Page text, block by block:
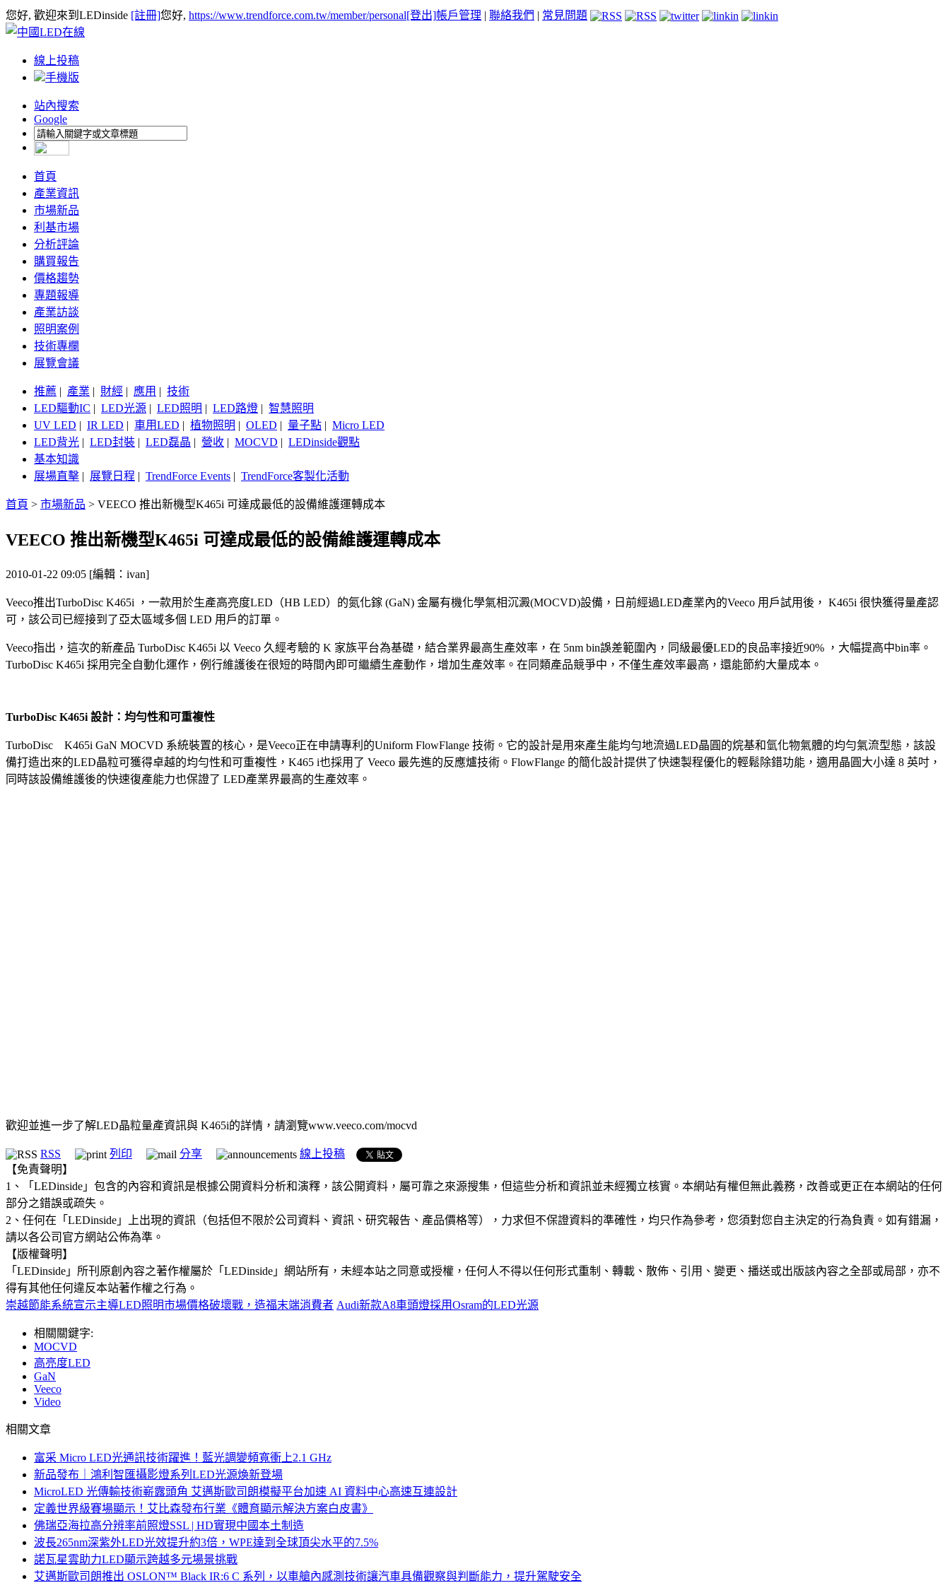
您好, 歡迎來到LEDinside [註冊]您好, https://www.trendforce.com.tw/member/personal[登出]帳戶管理 | 聯絡我們 | 常見問題
線上投稿
手機版
站內搜索
Google
首頁
產業資訊
市場新品
利基市場
分析評論
購買報告
價格趨勢
專題報導
產業訪談
照明案例
技術專欄
展覽會議
推薦 | 產業 | 財經 | 應用 | 技術
LED驅動IC | LED光源 | LED照明 | LED路燈 | 智慧照明
UV LED | IR LED | 車用LED | 植物照明 | OLED | 量子點 | Micro LED
LED背光 | LED封裝 | LED磊晶 | 營收 | MOCVD | LEDinside觀點
基本知識
展場直擊 | 展覽日程 | TrendForce Events | TrendForce客製化活動
首頁 > 市場新品 > VEECO 推出新機型K465i 可達成最低的設備維護運轉成本
VEECO 推出新機型K465i 可達成最低的設備維護運轉成本
2010-01-22 09:05 [編輯：ivan]
Veeco推出TurboDisc K465i ，一款用於生產高亮度LED（HB LED）的氮化鎵 (GaN) 金屬有機化學氣相沉澱(MOCVD)設備，日前經過LED產業內的Veeco 用戶試用後， K465i 很快獲得量產認
可，該公司已經接到了亞太區域多個 LED 用戶的訂單。
Veeco指出，這次的新產品 TurboDisc K465i 以 Veeco 久經考驗的 K 家族平台為基礎，結合業界最高生產效率，在 5nm bin誤差範圍內，同級最優LED的良品率接近90% ，大幅提高中bin率。
TurboDisc K465i 採用完全自動化運作，例行維護後在很短的時間內即可繼續生產動作，增加生產效率。在同類產品競爭中，不僅生產效率最高，還能節約大量成本。
TurboDisc K465i 設計：均勻性和可重複性
TurboDisc K465i GaN MOCVD 系統裝置的核心，是Veeco正在申請專利的Uniform FlowFlange 技術。它的設計是用來產生能均勻地流過LED晶圓的烷基和氫化物氣體的均勻氣流型態，該設
備打造出來的LED晶粒可獲得卓越的均勻性和可重複性，K465 i也採用了 Veeco 最先進的反應爐技術。FlowFlange 的簡化設計提供了快速製程優化的輕鬆除錯功能，適用晶圓大小達 8 英吋，
同時該設備維護後的快速復產能力也保證了 LED產業界最高的生產效率。
歡迎並進一步了解LED晶粒量產資訊與 K465i的詳情，請瀏覽www.veeco.com/mocvd
RSS 列印 分享
線上投稿
【免責聲明】
1、「LEDinside」包含的內容和資訊是根據公開資料分析和演釋，該公開資料，屬可靠之來源搜集，但這些分析和資訊並未經獨立核實。本網站有權但無此義務，改善或更正在本網站的任何
部分之錯誤或疏失。
2、任何在「LEDinside」上出現的資訊（包括但不限於公司資料、資訊、研究報告、產品價格等），力求但不保證資料的準確性，均只作為參考，您須對您自主決定的行為負責。如有錯漏，
請以各公司官方網站公佈為準。
【版權聲明】
「LEDinside」所刊原創內容之著作權屬於「LEDinside」網站所有，未經本站之同意或授權，任何人不得以任何形式重制、轉載、散佈、引用、變更、播送或出版該內容之全部或局部，亦不
得有其他任何違反本站著作權之行為。
崇越節能系統宣示主導LED照明市場價格破壞戰，造福末端消費者 Audi新款A8車頭燈採用Osram的LED光源
相關關鍵字:
MOCVD
高亮度LED
GaN
Veeco
Video
相關文章
富采 Micro LED光通訊技術躍進！藍光調變頻寬衝上2.1 GHz
新品發布｜鴻利智匯攝影燈系列LED光源煥新登場
MicroLED 光傳輸技術嶄露頭角 艾邁斯歐司朗模擬平台加速 AI 資料中心高速互連設計
定義世界級賽場顯示！艾比森發布行業《體育顯示解決方案白皮書》
佛瑞亞海拉高分辨率前照燈SSL | HD實現中國本土制造
波長265nm深紫外LED光效提升約3倍，WPE達到全球頂尖水平的7.5%
諾瓦星雲助力LED顯示跨越多元場景挑戰
艾邁斯歐司朗推出 OSLON™ Black IR:6 C 系列，以車艙內感測技術讓汽車具備觀察與判斷能力，提升駕駛安全